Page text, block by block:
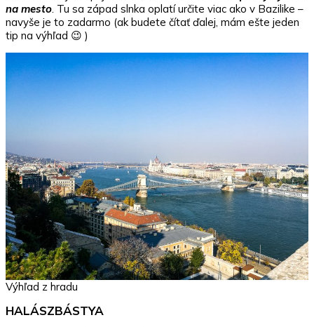
na mesto . Tu sa západ slnka oplatí určite viac ako v Bazilike –
navyše je to zadarmo (ak budete čítať ďalej, mám ešte jeden
tip na výhľad 😉 )
Výhľad z hradu
HALÁSZBÁSTYA